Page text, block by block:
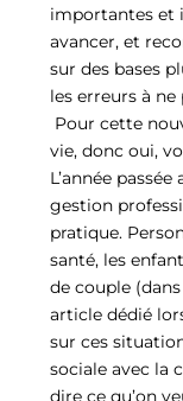
importantes et
avancer, et
sur des bases
les erreurs à
Pour cette
vie, donc oui,
L’année
gestion
pratique.
santé, les
de couple
article dédié
sur ces
sociale avec la